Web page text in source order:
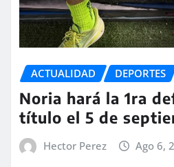
ACTUALIDAD DEPORTES
Noria hará la 1ra
título el 5 de
Hector Perez Ago 6,